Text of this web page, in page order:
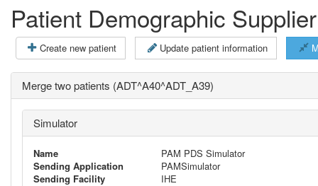
Patient Demographic Supplier
Create new patient Update patient information
Merge two patients (ADT^A40^ADT_A39)
Simulator
Name
PAM PDS Simulator
Sending Application
PAMSimulator
Sending Facility
IHE